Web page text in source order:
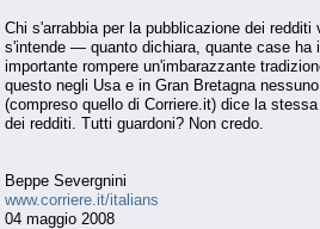
Chi s'arrabbia per la pubblicazione dei
s'intende — quanto dichiara, quante case ha
importante rompere un'imbarazzante
questo negli Usa e in Gran Bretagna
(compreso quello di Corriere.it) dice la
dei redditi. Tutti guardoni? Non credo.
Beppe Severgnini
www.corriere.it/italians
04 maggio 2008